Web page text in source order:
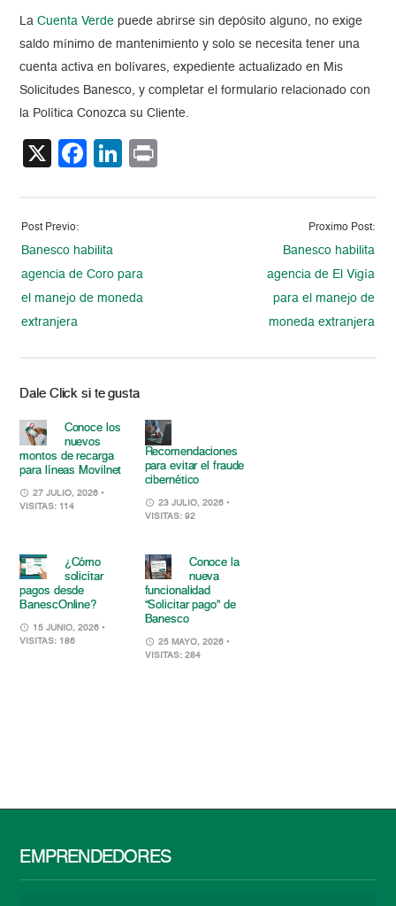
LaCuenta Verde puede abrirse sin depósito alguno, no exige
saldo mínimo de mantenimiento y solo se necesita tener una
cuenta activa en bolívares, expediente actualizado en Mis
Solicitudes Banesco, y completar el formulario relacionado con
la Política Conozca su Cliente.
X Facebook
LinkedIn
Post Previo:
Banesco habilita
agencia de Coro para
el manejo de moneda
extranjera
Proximo Post:
Banesco habilita
agencia de El Vigía
para el manejo de
moneda extranjera
Dale Click si te gusta
Conoce los
nuevos
montos de recarga
para líneas Movilnet
27 JULIO, 2026 •
VISITAS: 114
Recomendaciones
para evitar el fraude
cibernético
23 JULIO, 2026 •
VISITAS: 92
¿Cómo
solicitar
pagos desde
BanescOnline?
15 JUNIO, 2026 •
VISITAS: 186
Conoce la
nueva
funcionalidad
“Solicitar pago” de
Banesco
25 MAYO, 2026 •
VISITAS: 284
EMPRENDEDORES